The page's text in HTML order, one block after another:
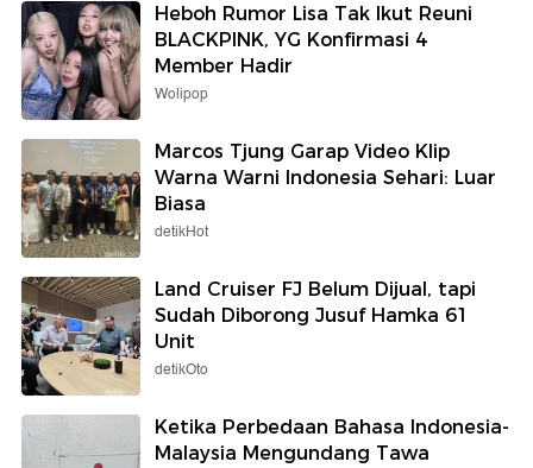
Heboh Rumor Lisa Tak Ikut Reuni
BLACKPINK, YG Konfirmasi 4
Member Hadir
Wolipop
Marcos Tjung Garap Video Klip
Warna Warni Indonesia Sehari: Luar
Biasa
detikHot
Land Cruiser FJ Belum Dijual, tapi
Sudah Diborong Jusuf Hamka 61
Unit
detikOto
Ketika Perbedaan Bahasa Indonesia-
Malaysia Mengundang Tawa